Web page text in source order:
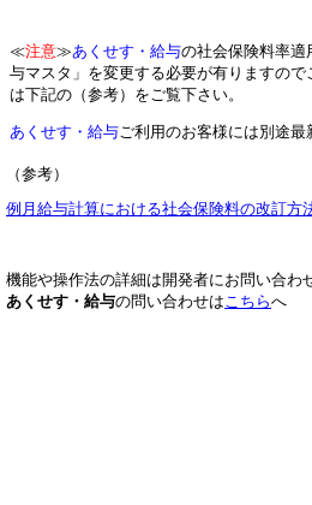
≪注意≫あくせす・給与の社会保険料率適
与マスタ」を変更する必要が有りますの
は下記の（参考）をご覧下さい。
あくせす・給与ご利用のお客様には別途
（参考）
例月給与計算における社会保険料の改訂方
機能や操作法の詳細は開発者にお問い合わ
あくせす・給与の問い合わせはこちらへ